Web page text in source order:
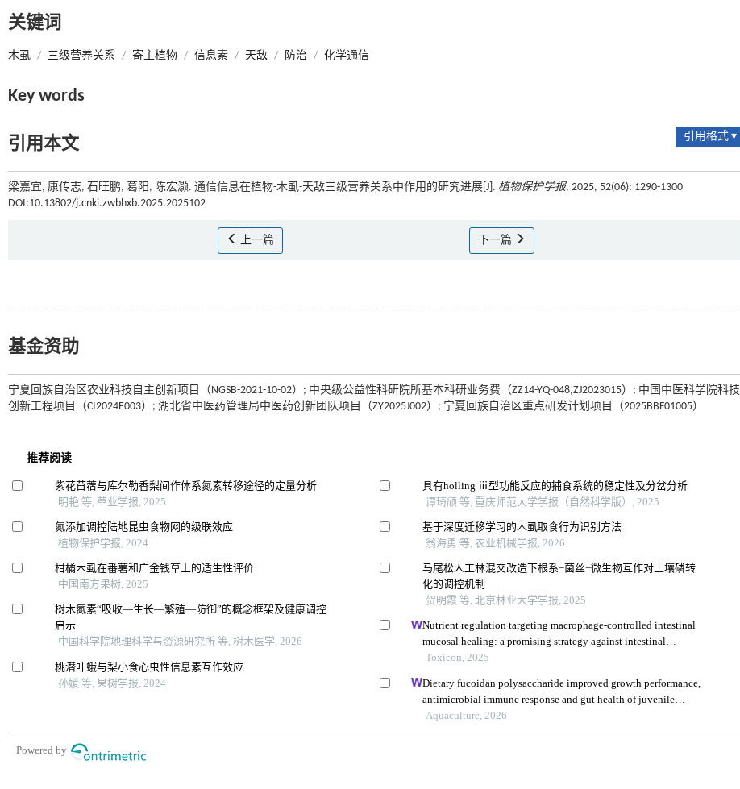
关键词
木虱 / 三级营养关系 / 寄主植物 / 信息素 / 天敌 / 防治 / 化学通信
Key words
引用本文 引用格式 ▾
梁嘉宜, 康传志, 石旺鹏, 葛阳, 陈宏灏. 通信信息在植物-木虱-天敌三级营养关系中作用的研究进展[J]. 植物保护学报, 2025, 52(06): 1290-1300
DOI:10.13802/j.cnki.zwbhxb.2025.2025102
上一篇 下一篇
基金资助
宁夏回族自治区农业科技自主创新项目（NGSB-2021-10-02）; 中央级公益性科研院所基本科研业务费（ZZ14-YQ-048,ZJ2023015）; 中国中医科学院科技
创新工程项目（CI2024E003）; 湖北省中医药管理局中医药创新团队项目（ZY2025J002）; 宁夏回族自治区重点研发计划项目（2025BBF01005）